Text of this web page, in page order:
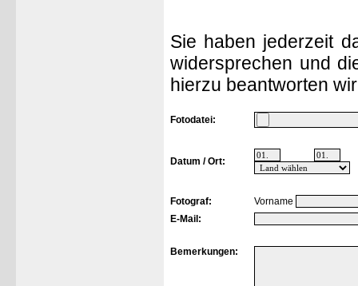
Sie haben jederzeit
widersprechen und
hierzu beantworten
Fotodatei:
Datum / Ort:
Fotograf:
Vorname
E-Mail:
Bemerkungen: